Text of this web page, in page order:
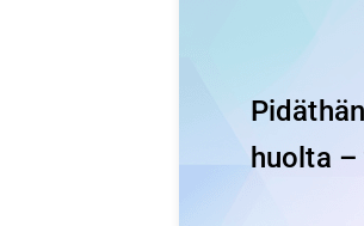
huolta –